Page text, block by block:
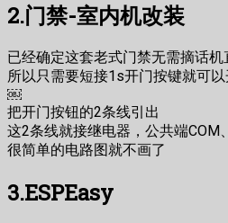
2.门禁-室内机改装
已经确定这套老式门禁无需摘话
所以只需要短接1s开门按键就可以
￼
把开门按钮的2条线引出
这2条线就接继电器，公共端COM
很简单的电路图就不画了
3.ESPEasy